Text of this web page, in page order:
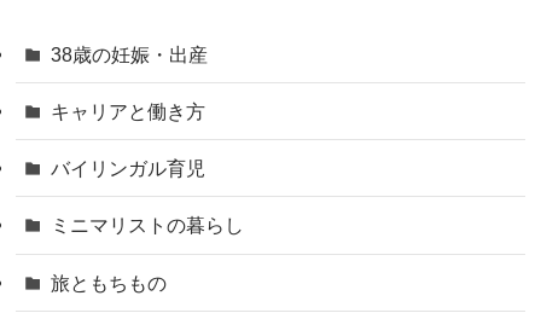
38歳の妊娠・出産
キャリアと働き方
バイリンガル育児
ミニマリストの暮らし
旅ともちもの